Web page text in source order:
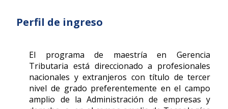
Perfil de ingreso
El programa de maestría en Gerencia
Tributaria está direccionado a profesionales
nacionales y extranjeros con título de tercer
nivel de grado preferentemente en el campo
amplio de la Administración de empresas y